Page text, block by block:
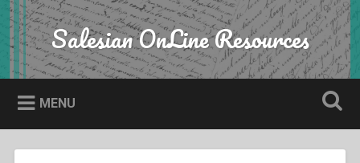
Skip
to
content
Search Salesian OnLine Resources
MENU